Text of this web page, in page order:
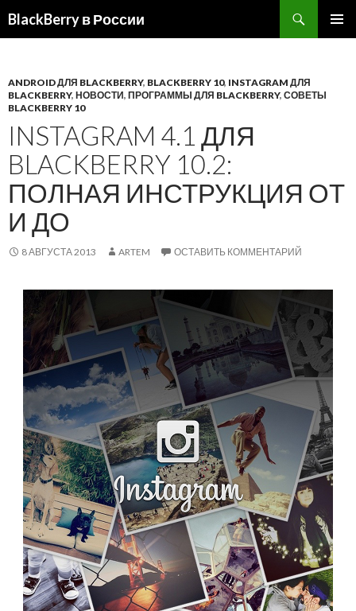
BlackBerry в России
ANDROID ДЛЯ BLACKBERRY, BLACKBERRY 10, INSTAGRAM ДЛЯ
BLACKBERRY, НОВОСТИ, ПРОГРАММЫ ДЛЯ BLACKBERRY, СОВЕТЫ
BLACKBERRY 10
INSTAGRAM 4.1 ДЛЯ
BLACKBERRY 10.2:
ПОЛНАЯ ИНСТРУКЦИЯ ОТ
И ДО
8 АВГУСТА 2013 ARTEM ОСТАВИТЬ КОММЕНТАРИЙ